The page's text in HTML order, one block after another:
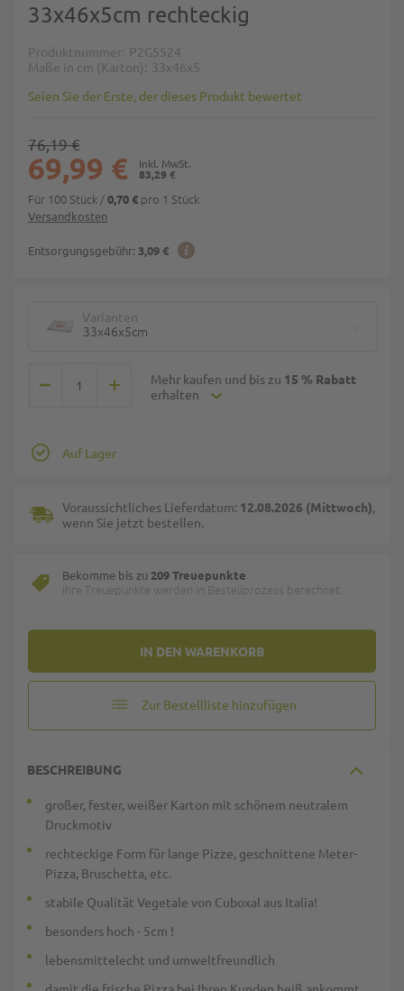
33x46x5cm rechteckig
Produktnummer P2G5524
Maße in cm (Karton)
33x46x5
Seien Sie der Erste, der dieses Produkt bewertet
Versandkosten
Entsorgungsgebühr: 3,09 €
83,29 €
69,99 €
76,19 €
Für 100 Stück /0,70 € pro 1 Stück
Varianten
33x46x5cm
Mehr kaufen und bis zu 15 % Rabatt
erhalten
IN DEN WARENKORB
Auf Lager
Voraussichtliches Lieferdatum: 12.08.2026 (Mittwoch),
wenn Sie jetzt bestellen.
Bekomme bis zu 209 Treuepunkte
Ihre Treuepunkte werden in Bestellprozess berechnet.
Zur Bestellliste hinzufügen
BESCHREIBUNG
großer, fester, weißer Karton mit schönem neutralem
Druckmotiv
rechteckige Form für lange Pizze, geschnittene Meter-
Pizza, Bruschetta, etc.
stabile Qualität Vegetale von Cuboxal aus Italia!
besonders hoch - 5cm !
lebensmittelecht und umweltfreundlich